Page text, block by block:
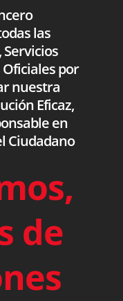
las
Servicios
por
nuestra
Eficaz,
en
Ciudadano
de